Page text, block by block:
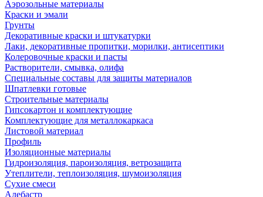
Аэрозольные материалы
Краски и эмали
Грунты
Декоративные краски и штукатурки
Лаки, декоративные пропитки, морилки, антисептики
Колеровочные краски и пасты
Растворители, смывка, олифа
Специальные составы для защиты материалов
Шпатлевки готовые
Строительные материалы
Гипсокартон и комплектующие
Комплектующие для металлокаркаса
Листовой материал
Профиль
Изоляционные материалы
Гидроизоляция, пароизоляция, ветрозащита
Утеплители, теплоизоляция, шумоизоляция
Сухие смеси
Алебастр